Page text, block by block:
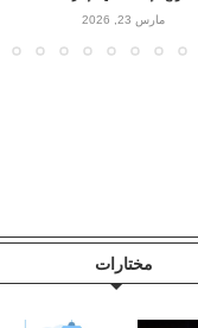
مارس 23, 2026
مختارات